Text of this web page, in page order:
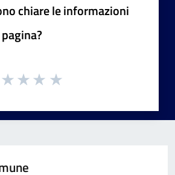
chiare le informazioni